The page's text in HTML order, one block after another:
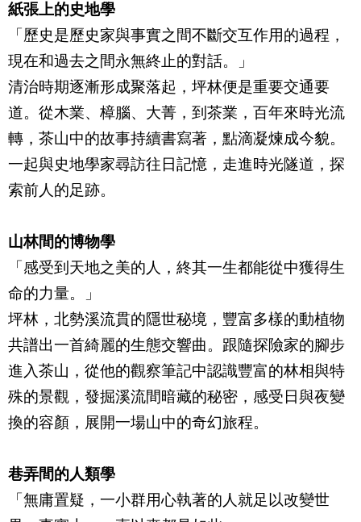
紙張上的史地學
「歷史是歷史家與事實之間不斷交互作用的過程，
現在和過去之間永無終止的對話。」
清治時期逐漸形成聚落起，坪林便是重要交通要
道。從木業、樟腦、大菁，到茶業，百年來時光流
轉，茶山中的故事持續書寫著，點滴凝煉成今貌。
一起與史地學家尋訪往日記憶，走進時光隧道，探
索前人的足跡。
山林間的博物學
「感受到天地之美的人，終其一生都能從中獲得生
命的力量。」
坪林，北勢溪流貫的隱世秘境，豐富多樣的動植物
共譜出一首綺麗的生態交響曲。跟隨探險家的腳步
進入茶山，從他的觀察筆記中認識豐富的林相與特
殊的景觀，發掘溪流間暗藏的秘密，感受日與夜變
換的容顏，展開一場山中的奇幻旅程。
巷弄間的人類學
「無庸置疑，一小群用心執著的人就足以改變世